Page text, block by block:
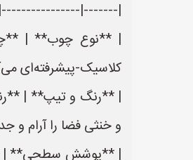
|-------|
| **نوع چوب** |
کلاسیک‑پیشرفته‌ای
و خنثی فضا را آرام و